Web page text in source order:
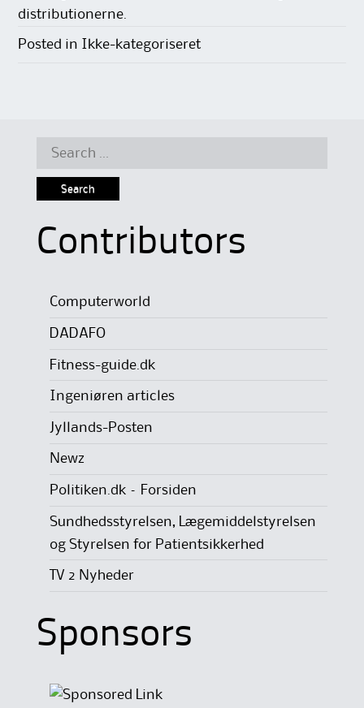
distributionerne.
Posted in Ikke-kategoriseret
Search
Contributors
Computerworld
DADAFO
Fitness-guide.dk
Ingeniøren articles
Jyllands-Posten
Newz
Politiken.dk – Forsiden
Sundhedsstyrelsen, Lægemiddelstyrelsen
og Styrelsen for Patientsikkerhed
TV 2 Nyheder
Sponsors